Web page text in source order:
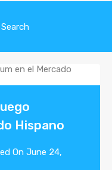
Search
Hispano
On June 24,